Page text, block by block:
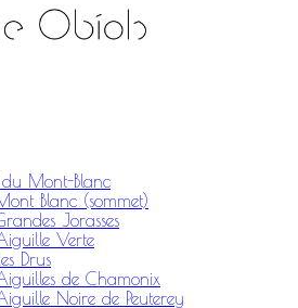
du Mont-Blanc
Blanc (sommet)
Jorasses
Verte
Les Drus
de Chamonix
Noire de Peuterey